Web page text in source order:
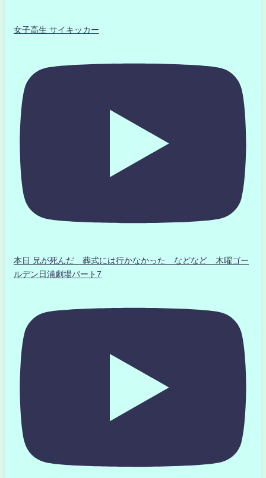
女子高生 サイキッカー
本日 兄が死んだ 葬式には行かなかった などなど 木曜ゴー
ルデン日浦劇場パート7